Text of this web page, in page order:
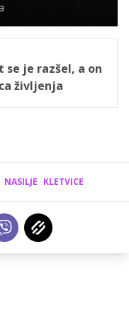
se je razšel, a on
življenja
NASILJE KLETVICE